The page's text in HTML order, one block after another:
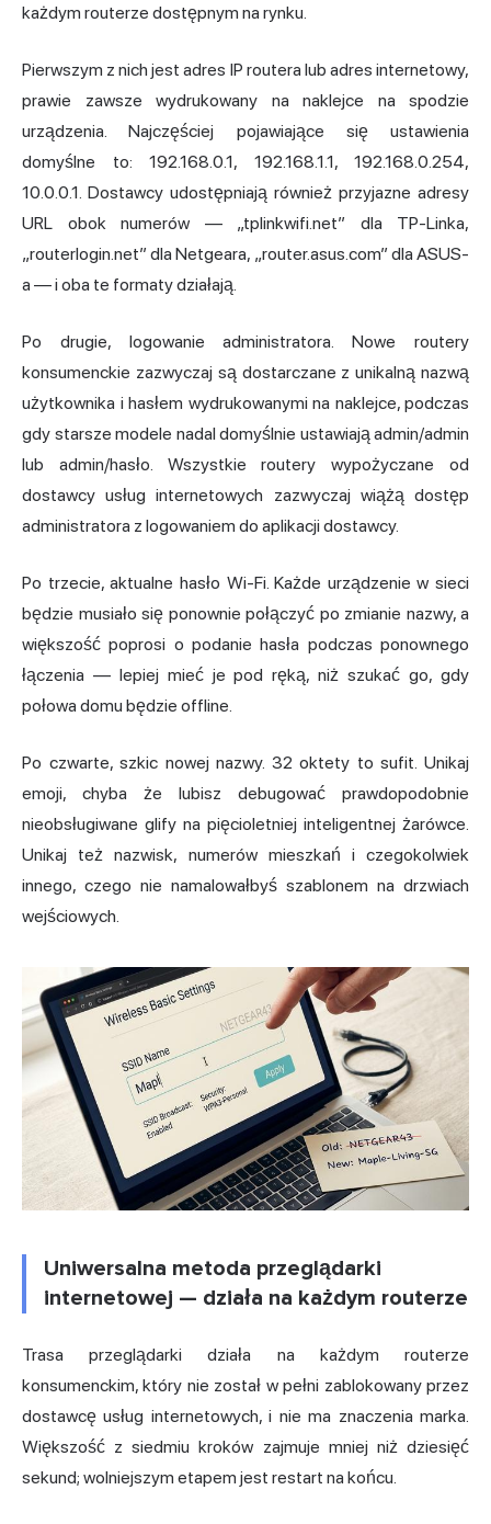
każdym routerze dostępnym na rynku.
Pierwszym z nich jestadres IP routera lub adres internetowy,
prawie zawsze wydrukowany na naklejce na spodzie
urządzenia. Najczęściej pojawiające się ustawienia
domyślne to: 192.168.0.1, 192.168.1.1, 192.168.0.254,
10.0.0.1. Dostawcy udostępniają również przyjazne adresy
URL obok numerów — „tplinkwifi.net” dla TP-Linka,
„routerlogin.net” dla Netgeara, „router.asus.com” dla ASUS-
a — i oba te formaty działają.
Po drugie, logowanie administratora. Nowe routery
konsumenckie zazwyczaj są dostarczane z unikalną nazwą
użytkownika i hasłem wydrukowanymi na naklejce, podczas
gdy starsze modele nadal domyślnie ustawiają admin/admin
lub admin/hasło. Wszystkie routery wypożyczane od
dostawcy usług internetowych zazwyczaj wiążą dostęp
administratora z logowaniem do aplikacji dostawcy.
Po trzecie, aktualne hasło Wi-Fi. Każde urządzenie w sieci
będzie musiało się ponownie połączyć po zmianie nazwy, a
większość poprosi o podanie hasła podczas ponownego
łączenia — lepiej mieć je pod ręką, niż szukać go, gdy
połowa domu będzie offline.
Po czwarte, szkic nowej nazwy. 32 oktety to sufit. Unikaj
emoji, chyba że lubisz debugować prawdopodobnie
nieobsługiwane glify na pięcioletniej inteligentnej żarówce.
Unikaj też nazwisk, numerów mieszkań i czegokolwiek
innego, czego nie namalowałbyś szablonem na drzwiach
wejściowych.
Uniwersalna metoda przeglądarki
internetowej — działa na każdym routerze
Trasa przeglądarki działa na każdym routerze
konsumenckim, który nie został w pełni zablokowany przez
dostawcę usług internetowych, i nie ma znaczenia marka.
Większość z siedmiu kroków zajmuje mniej niż dziesięć
sekund; wolniejszym etapem jest restart na końcu.